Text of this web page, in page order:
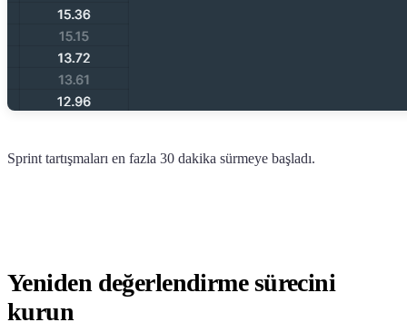
Sprint tartışmaları en fazla 30 dakika sürmeye başladı.
Yeniden değerlendirme sürecini
kurun